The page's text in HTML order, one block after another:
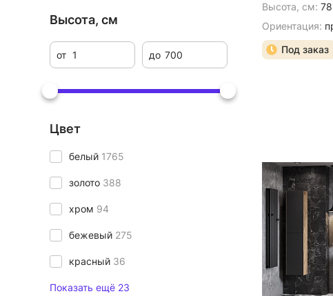
Высота, см
от до
Цвет
белый 1765
золото 388
хром 94
бежевый 275
красный 36
Показать ещё 23
Высота, см: 78
Ориентация:
Под заказ